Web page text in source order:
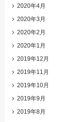
2020年4月
2020年3月
2020年2月
2020年1月
2019年12月
2019年11月
2019年10月
2019年9月
2019年8月